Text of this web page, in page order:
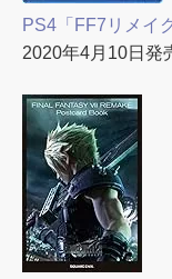
PS4「FF7リメイ
2020年4月10日発